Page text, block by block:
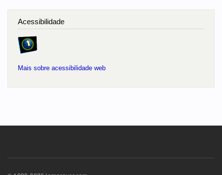
Acessibilidade
Mais sobre acessibilidade web